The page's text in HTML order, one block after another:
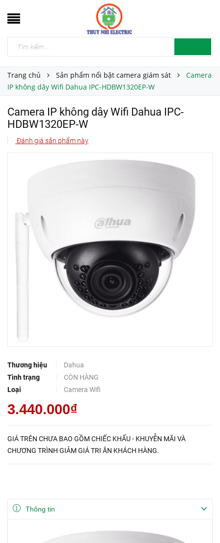
Trang chủ Sản phẩm nổi bật camera giám sát
Camera
IP không dây Wifi Dahua IPC-HDBW1320EP-W
Camera IP không dây Wifi Dahua IPC-
HDBW1320EP-W
Đánh giá sản phẩm này
Thương hiệu
Dahua
Tình trạng
CÒN HÀNG
Loại
Camera Wifi
3.440.000₫
GIÁ TRÊN CHƯA BAO GỒM CHIẾC KHẤU - KHUYỄN MÃI VÀ
CHƯƠNG TRÌNH GIẢM GIÁ TRI ÂN KHÁCH HÀNG.
Thông tin